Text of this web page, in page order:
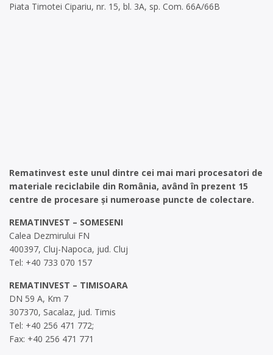
Piata Timotei Cipariu, nr. 15, bl. 3A, sp. Com. 66A/66B
Rematinvest este unul dintre cei mai mari procesatori de
materiale reciclabile din România, având în prezent 15
centre de procesare și numeroase puncte de colectare.
REMATINVEST – SOMESENI
Calea Dezmirului FN
400397, Cluj-Napoca, jud. Cluj
Tel: +40 733 070 157
REMATINVEST – TIMISOARA
DN 59 A, Km 7
307370, Sacalaz, jud. Timis
Tel: +40 256 471 772;
Fax: +40 256 471 771